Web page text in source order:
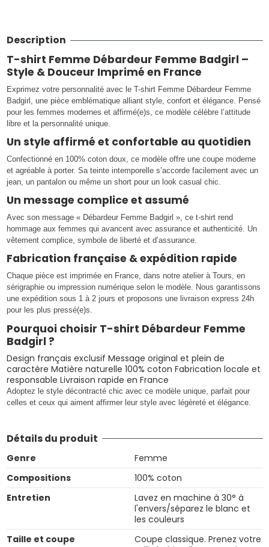
Description
T-shirt Femme Débardeur Femme Badgirl –
Style & Douceur Imprimé en France
Exprimez votre personnalité avec le T-shirt Femme Débardeur Femme
Badgirl, une pièce emblématique alliant style, confort et élégance. Pensé
pour les femmes modernes et affirmé(e)s, ce modèle célèbre l’attitude
libre et la personnalité unique.
Un style affirmé et confortable au quotidien
Confectionné en 100% coton doux, ce modèle offre une coupe moderne
et agréable à porter. Sa teinte intemporelle s’accorde facilement avec un
jean, un pantalon ou même un short pour un look casual chic.
Un message complice et assumé
Avec son message « Débardeur Femme Badgirl », ce t-shirt rend
hommage aux femmes qui avancent avec assurance et authenticité. Un
vêtement complice, symbole de liberté et d’assurance.
Fabrication française & expédition rapide
Chaque pièce est imprimée en France, dans notre atelier à Tours, en
sérigraphie ou impression numérique selon le modèle. Nous garantissons
une expédition sous 1 à 2 jours et proposons une livraison express 24h
pour les plus pressé(e)s.
Pourquoi choisir T-shirt Débardeur Femme
Badgirl ?
Design français exclusif Message original et plein de
caractère Matière naturelle 100% coton Fabrication locale et
responsable Livraison rapide en France
Adoptez le style décontracté chic avec ce modèle unique, parfait pour
celles et ceux qui aiment affirmer leur style avec légèreté et élégance.
Détails du produit
Genre
Femme
Compositions
100% coton
Entretien
Lavez en machine à 30° à
l'envers/séparez le blanc et
les couleurs
Taille et coupe
Coupe classique. Prenez votre